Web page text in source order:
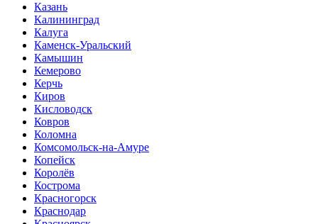
Казань
Калининград
Калуга
Каменск-Уральский
Камышин
Кемерово
Керчь
Киров
Кисловодск
Ковров
Коломна
Комсомольск-на-Амуре
Копейск
Королёв
Кострома
Красногорск
Краснодар